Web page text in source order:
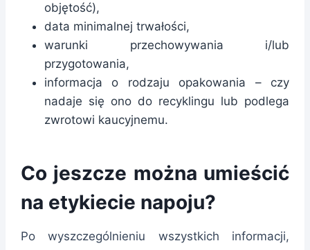
objętość),
data minimalnej trwałości,
warunki przechowywania i/lub
przygotowania,
informacja o rodzaju opakowania – czy
nadaje się ono do recyklingu lub podlega
zwrotowi kaucyjnemu.
Co jeszcze można umieścić
na etykiecie napoju?
Po wyszczególnieniu wszystkich informacji,